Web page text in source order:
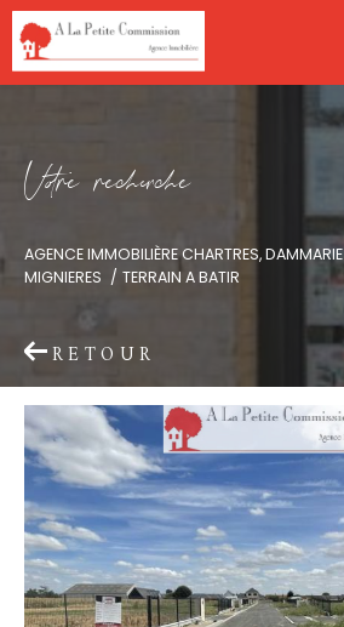
Vore recece
AGENCE IMMOBILIÈRE CHARTRES, DAMMARIE
MIGNIERES
TERRAIN A BATIR
RETOUR